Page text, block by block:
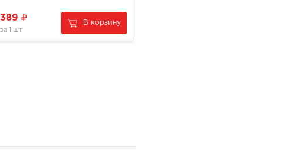
389
за 1 шт
В корзину